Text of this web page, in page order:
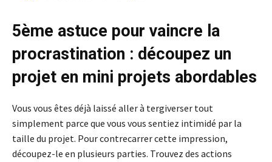
5ème astuce pour vaincre la
procrastination : découpez un
projet en mini projets abordables
Vous vous êtes déjà laissé aller à tergiverser tout
simplement parce que vous vous sentiez intimidé par la
taille du projet. Pour contrecarrer cette impression,
découpez-le en plusieurs parties. Trouvez des actions